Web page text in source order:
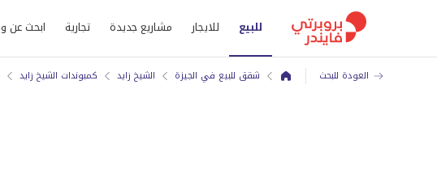
للبيع للايجار مشاريع جديدة تجارية ابحث عن
العودة للبحث شقق للبيع في الجيزة الشيخ زايد كمبوندات الشيخ زايد